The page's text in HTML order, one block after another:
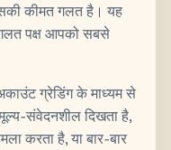
कीमत गलत है। यह
पक्ष आपको सबसे
ग्रेडिंग के माध्यम से
संवेदनशील दिखता है,
करता है, या बार-बार